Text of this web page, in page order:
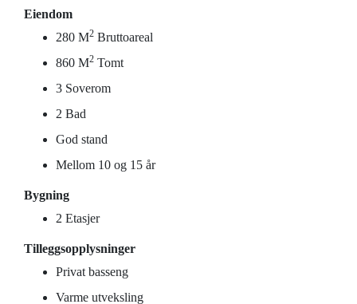
Eiendom
280 M2 Bruttoareal
860 M2 Tomt
3 Soverom
2 Bad
God stand
Mellom 10 og 15 år
Bygning
2 Etasjer
Tilleggsopplysninger
Privat basseng
Varme utveksling